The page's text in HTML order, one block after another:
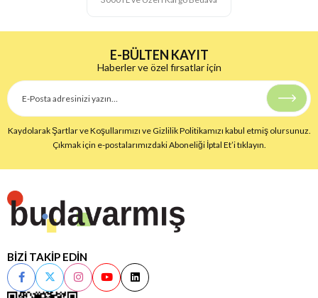
E-BÜLTEN KAYIT
Haberler ve özel fırsatlar için
Kaydolarak Şartlar ve Koşullarımızı ve Gizlilik Politikamızı kabul etmiş olursunuz.
Çıkmak için e-postalarımızdaki Aboneliği İptal Et’i tıklayın.
BİZİ TAKİP EDİN